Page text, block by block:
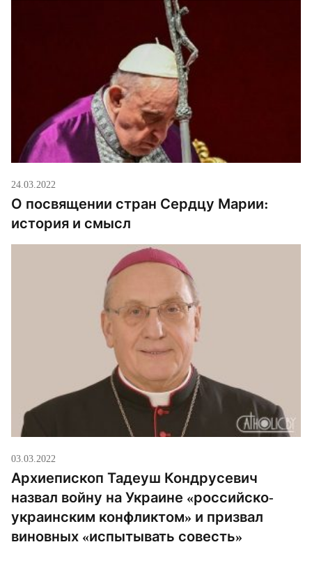
о том, чего ждет от этого Акта и какин надежды с
ним связывает. eKAI: Какие надежды вы
связываете, с возобновлением […]
24.03.2022
О посвящении стран Сердцу Марии:
история и смысл
03.03.2022
Архиепископ Тадеуш Кондрусевич
назвал войну на Украине «российско-
украинским конфликтом» и призвал
виновных «испытывать совесть»